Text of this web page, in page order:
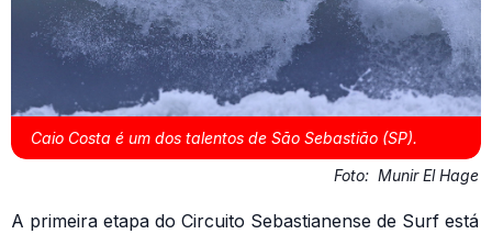
Caio Costa é um dos talentos de São Sebastião (SP).
Foto: Munir El Hage
A primeira etapa do Circuito Sebastianense de Surf está